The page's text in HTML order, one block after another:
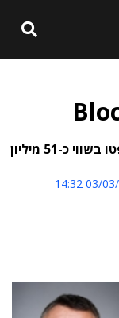
העולם תרם קריפטו בשווי כ-51 מיליון
03/03/